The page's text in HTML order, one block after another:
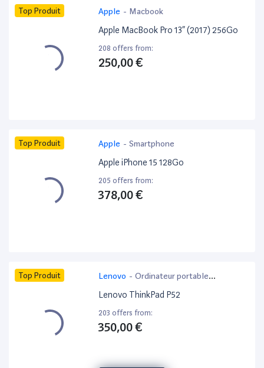
Top Produit Apple - Macbook
Apple MacBook Pro 13” (2017) 256Go
208 offers from:
250,00 €
Top Produit Apple - Smartphone
Apple iPhone 15 128Go
205 offers from:
378,00 €
Top Produit Lenovo - Ordinateur portable
bureautique
Lenovo ThinkPad P52
203 offers from:
350,00 €